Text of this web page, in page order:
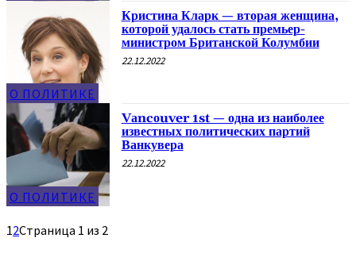
О ПОЛИТИКЕ
Кристина Кларк — вторая женщина,
которой удалось стать премьер-
министром Британской Колумбии
22.12.2022
О ПОЛИТИКЕ
Vаncоuver 1st — одна из наиболее
известных политических партий
Ванкувера
22.12.2022
12Страница 1 из 2